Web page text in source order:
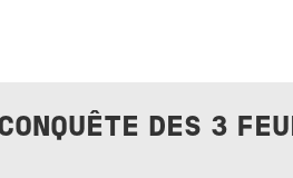
DES 3